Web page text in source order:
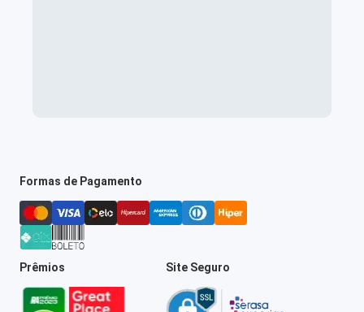
Formas de Pagamento
Prêmios Site Seguro